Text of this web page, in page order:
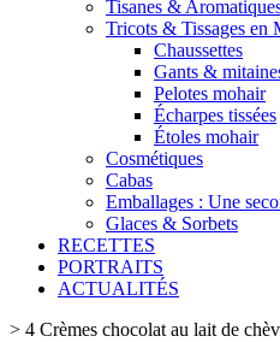
Tisanes &
Tricots & Tissages en
Chaussettes
Gants &
Pelotes mohair
Écharpes tissées
Étoles mohair
Cosmétiques
Cabas
Emballages : Une
Glaces & Sorbets
RECETTES
PORTRAITS
ACTUALITÉS
> 4 Crèmes chocolat au lait de